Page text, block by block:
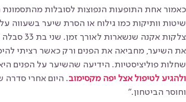
כאמור אחת התופעות הנפוצות לסובלות מהתסמונת
שיטות וותיקות כמו גילוח או הסרת שיער בשעווה
צלקות
את השיער, מחביאה את הפנים ורק כאשר רציתי
שחלות פוליציסטיות. הידיעה שהשיער על הפנים
ולהגיע לטיפול אצל יפה מקסימוב. היום אחרי סדרה
וחוסר הביטחון."